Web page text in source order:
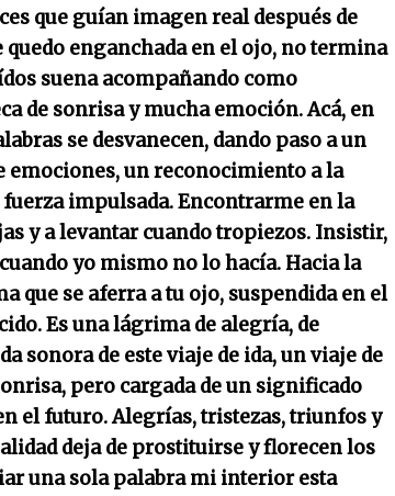
que guían imagen real después de
enganchada en el ojo, no termina
suena acompañando como
de sonrisa y mucha emoción. Acá, en
se desvanecen, dando paso a un
emociones, un reconocimiento a la
impulsada. Encontrarme en la
y a levantar cuando tropiezos. Insistir,
yo mismo no lo hacía. Hacia la
que se aferra a tu ojo, suspendida en el
Es una lágrima de alegría, de
sonora de este viaje de ida, un viaje de
pero cargada de un significado
el futuro. Alegrías, tristezas, triunfos y
deja de prostituirse y florecen los
una sola palabra mi interior esta